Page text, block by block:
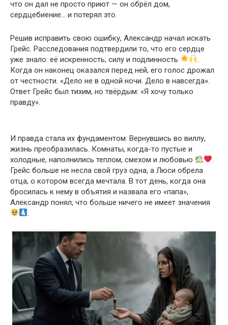
что он дал не просто приют — он обрёл дом,
сердцебиение… и потерял это.
Решив исправить свою ошибку, Александр начал искать
Грейс. Расследования подтвердили то, что его сердце
уже знало: её искренность, силу и подлинность
.
Когда он наконец оказался перед ней, его голос дрожал
от честности. «Дело не в одной ночи. Дело в навсегда».
Ответ Грейс был тихим, но твёрдым: «Я хочу только
правду».
И правда стала их фундаментом. Вернувшись во виллу,
жизнь преобразилась. Комнаты, когда-то пустые и
холодные, наполнились теплом, смехом и любовью
.
Грейс больше не несла свой груз одна, а Люси обрела
отца, о котором всегда мечтала. В тот день, когда она
бросилась к нему в объятия и назвала его «папа»,
Александр понял, что больше ничего не имеет значения
.